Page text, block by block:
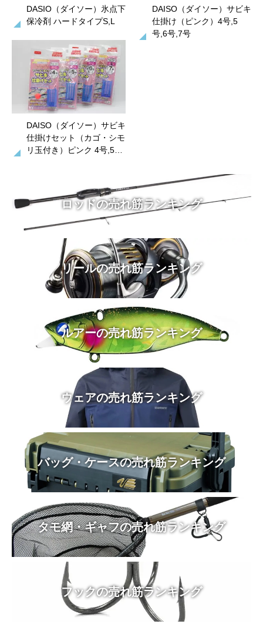
DASIO（ダイソー）氷点下
保冷剤 ハードタイプS,L
DAISO（ダイソー）サビキ
仕掛け（ピンク）4号,5
号,6号,7号
DAISO（ダイソー）サビキ
仕掛けセット（カゴ・シモ
リ玉付き）ピンク 4号,5…
ロッドの売れ筋ランキング
リールの売れ筋ランキング
ルアーの売れ筋ランキング
ウェアの売れ筋ランキング
バッグ・ケースの売れ筋ランキング
タモ網・ギャフの売れ筋ランキング
フックの売れ筋ランキング